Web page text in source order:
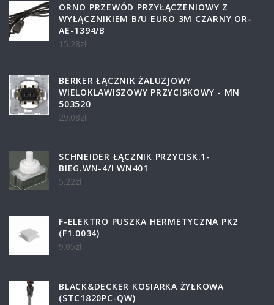
ORNO PRZEWÓD PRZYŁĄCZENIOWY Z
WYŁĄCZNIKIEM B/U EURO 3M CZARNY OR-
AE-1394/B
15.28zł
BERKER ŁĄCZNIK ŻALUZJOWY
WIELOKLAWISZOWY PRZYCISKOWY - MN
503520
29.08zł
SCHNEIDER ŁĄCZNIK PRZYCISK.1-
BIEG.WN-4/I WN401
5.22zł
F-ELEKTRO PUSZKA HERMETYCZNA PK2
(F1.0034)
9.05zł
BLACK&DECKER KOSIARKA ŻYŁKOWA
(STC1820PC-QW)